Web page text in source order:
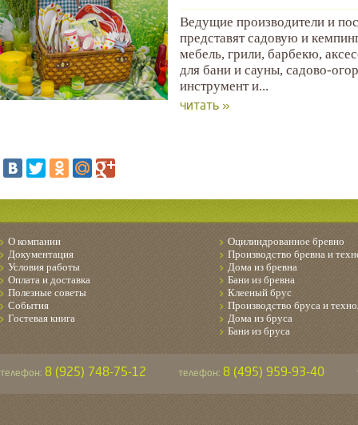
Ведущие производители и
представят садовую и
мебель, грили, барбекю,
для бани и сауны, садово-
инструмент и...
читать »
О компании
Документация
Условия работы
Оплата и доставка
Полезные советы
События
Гостевая книга
Оцилиндрованное бревно
Производство бревна и
Дома из бревна
Бани из бревна
Клееный брус
Производство бруса и
Дома из бруса
Бани из бруса
телефон: 8 (925) 748-75-12 телефон: 8 (495) 959-93-40